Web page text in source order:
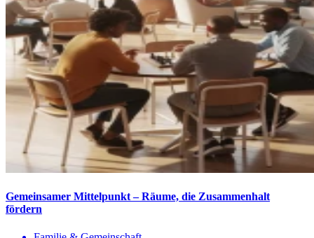
Gemeinsamer Mittelpunkt – Räume, die Zusammenhalt
fördern